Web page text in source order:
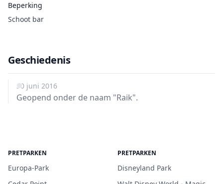
Beperking
Schoot bar
Geschiedenis
30 juni 2016
Geopend onder de naam "Raik".
PRETPARKEN
Europa-Park
PRETPARKEN
Disneyland Park